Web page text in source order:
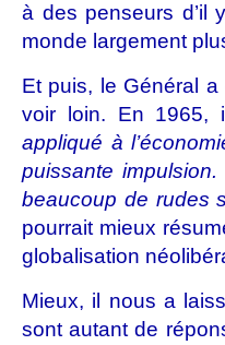
à des penseurs d’il
monde largement
Et puis, le Général
voir loin. En 1965,
appliqué à
puissante
beaucoup de rudes
pourrait mieux
globalisation
Mieux, il nous a
sont autant de